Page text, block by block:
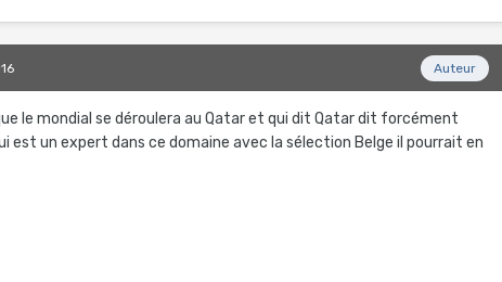
Auteur
le mondial se déroulera au Qatar et qui dit Qatar dit forcément
est un expert dans ce domaine avec la sélection Belge il pourrait en